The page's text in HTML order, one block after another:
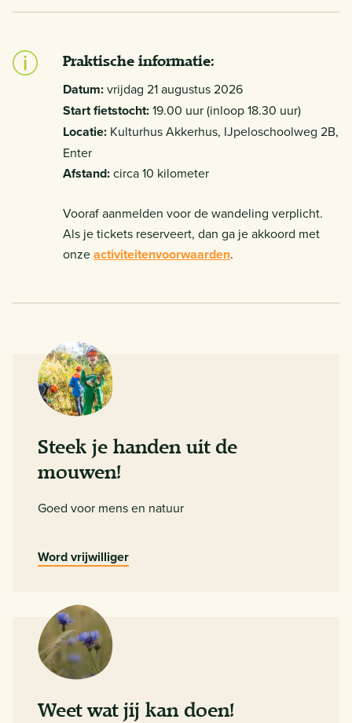
Praktische informatie:
Datum:vrijdag 21 augustus 2026
Start fietstocht:19.00 uur (inloop 18.30 uur)
Locatie: Kulturhus Akkerhus, IJpeloschoolweg 2B,
Enter
Afstand:circa 10 kilometer
Vooraf aanmelden voor de wandeling verplicht.
Als je tickets reserveert, dan ga je akkoord met
onzeactiviteitenvoorwaarden.
Steek je handen uit de
mouwen!
Goed voor mens en natuur
Word vrijwilliger
Weet wat jij kan doen!